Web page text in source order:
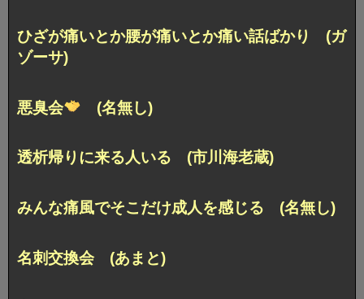
ひざが痛いとか腰が痛いとか痛い話ばかり (ガ
ゾーサ)
悪臭会 (名無し)
透析帰りに来る人いる (市川海老蔵)
みんな痛風でそこだけ成人を感じる (名無し)
名刺交換会 (あまと)